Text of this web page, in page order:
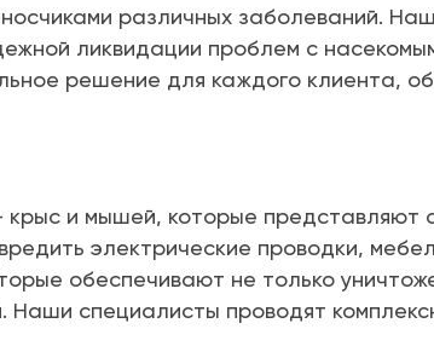
различных заболеваний.
ликвидации проблем с
решение для каждого клиента,
и мышей, которые представляют
электрические проводки,
обеспечивают не только
Наши специалисты проводят